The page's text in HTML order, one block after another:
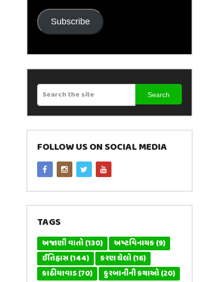
Subscribe
Search
FOLLOW US ON SOCIAL MEDIA
TAGS
અજાણી વાતો(130) અષ્ટવિનાયક(9)
ઈતિહાસ(144) કરણ ઘેલો(16)
કાઠીયાવાડ(70) કુરબાનીની કથાઓ(20)